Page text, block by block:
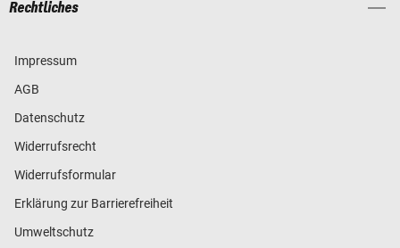
Rechtliches
Impressum
AGB
Datenschutz
Widerrufsrecht
Widerrufsformular
Erklärung zur Barrierefreiheit
Umweltschutz